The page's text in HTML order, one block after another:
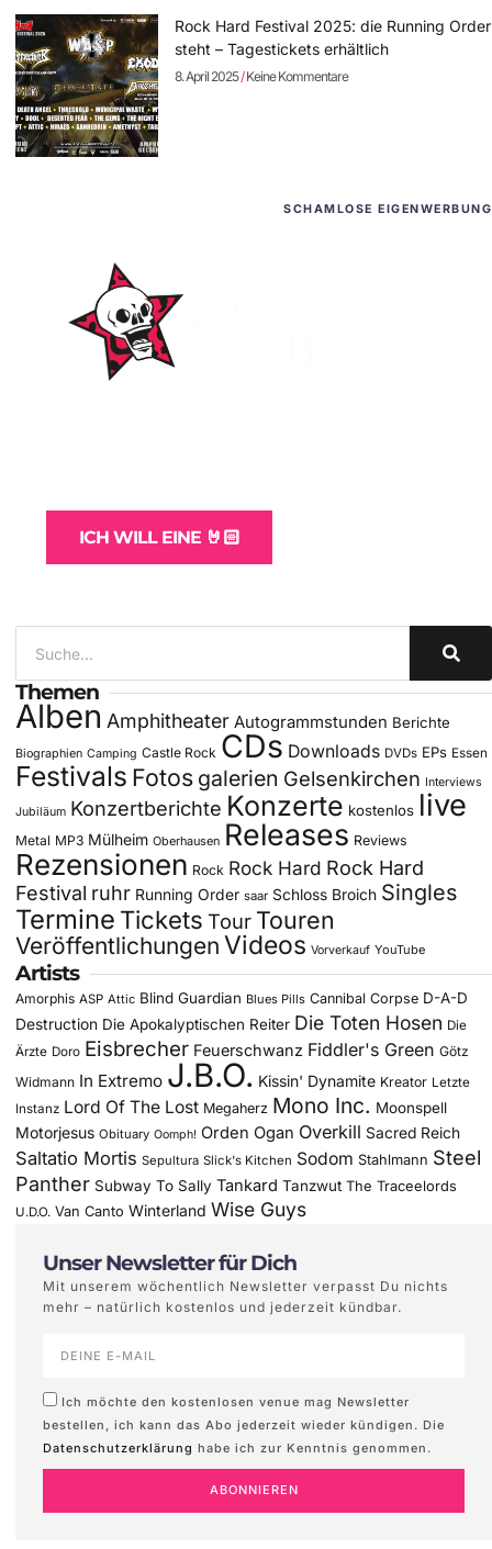
Rock Hard Festival 2025: die Running Order
steht – Tagestickets erhältlich
8. April 2025 Keine Kommentare
SCHAMLOSE EIGENWERBUNG
ICH WILL EINE 🤘🏻
Themen
Alben Amphitheater Autogrammstunden Berichte
Biographien Camping Castle Rock CDs Downloads DVDs EPs Essen
Festivals Fotos galerien Gelsenkirchen Interviews
Jubiläum Konzertberichte Konzerte kostenlos live
Metal MP3 Mülheim Oberhausen Releases Reviews
Rezensionen Rock Rock Hard Rock Hard
Festival ruhr Running Order saar Schloss Broich Singles
Termine Tickets Tour Touren
Veröffentlichungen Videos Vorverkauf YouTube
Artists
Amorphis ASP Attic Blind Guardian Blues Pills Cannibal Corpse D-A-D
Destruction Die Apokalyptischen Reiter Die Toten Hosen Die
Ärzte Doro Eisbrecher Feuerschwanz Fiddler's Green Götz
Widmann In Extremo J.B.O. Kissin' Dynamite Kreator Letzte
Instanz Lord Of The Lost Megaherz Mono Inc. Moonspell
Motorjesus Obituary Oomph! Orden Ogan Overkill Sacred Reich
Saltatio Mortis Sepultura Slick's Kitchen Sodom Stahlmann Steel
Panther Subway To Sally Tankard Tanzwut The Traceelords
U.D.O. Van Canto Winterland Wise Guys
Unser Newsletter für Dich
Mit unserem wöchentlich Newsletter verpasst Du nichts
mehr – natürlich kostenlos und jederzeit kündbar.
Ich möchte den kostenlosen venue mag Newsletter
bestellen, ich kann das Abo jederzeit wieder kündigen. Die
Datenschutzerklärung habe ich zur Kenntnis genommen.
ABONNIEREN